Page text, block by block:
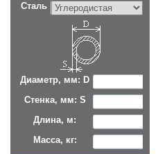
Сталь
Диаметр, мм: D
Стенка, мм: S
Длина, м:
Масса, кг: